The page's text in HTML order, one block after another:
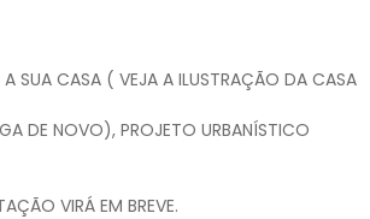
SUA CASA ( VEJA A ILUSTRAÇÃO DA CASA
DE NOVO), PROJETO URBANÍSTICO
VIRÁ EM BREVE.